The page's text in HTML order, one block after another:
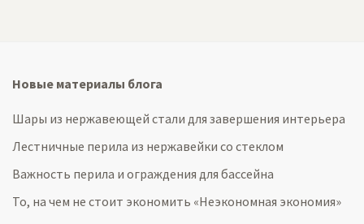
Новые материалы блога
Шары из нержавеющей стали для завершения интерьера
Лестничные перила из нержавейки со стеклом
Важность перила и ограждения для бассейна
То, на чем не стоит экономить «Неэкономная экономия»